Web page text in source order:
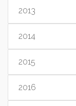
2013
2014
2015
2016